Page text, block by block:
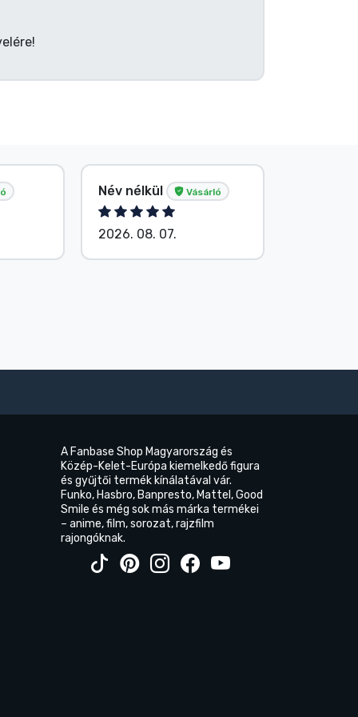
Név nélkül Vásárló
2026. 08. 07.
A Fanbase Shop Magyarország és
Közép-Kelet-Európa kiemelkedő figura
és gyűjtői termék kínálatával vár.
Funko, Hasbro, Banpresto, Mattel, Good
Smile és még sok más márka termékei
– anime, film, sorozat, rajzfilm
rajongóknak.